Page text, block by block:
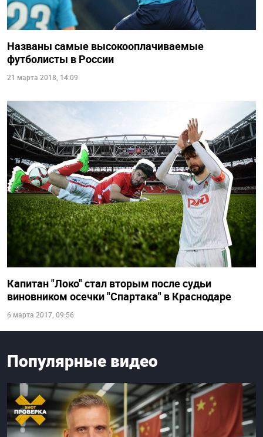
Названы самые высокооплачиваемые
футболисты в России
21 марта 2018, 14:09
Капитан "Локо" стал вторым после судьи
виновником осечки "Спартака" в Краснодаре
6 марта 2017, 09:56
Популярные видео